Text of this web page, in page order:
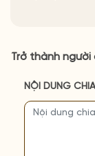
Trở thành
NỘI DUNG